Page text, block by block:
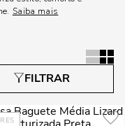
Saiba mais